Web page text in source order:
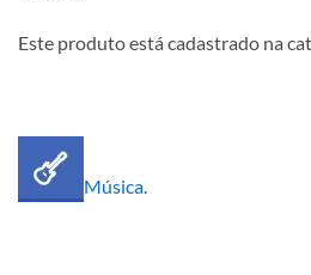
Este produto está cadastrado na
Música